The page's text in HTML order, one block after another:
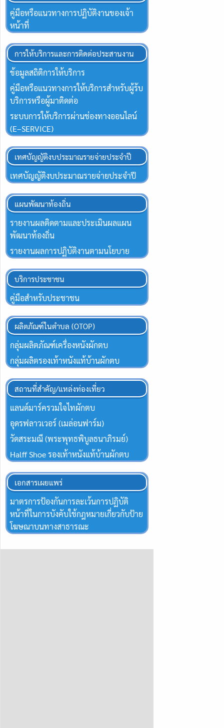
คู่มือหรือแนวทางการปฏิบัติงานของเจ้า
หน้าที่
การให้บริการและการติดต่อประสานงาน
ข้อมูลสถิติการให้บริการ
คู่มือหรือแนวทางการให้บริการสำหรับผู้ร้บ
บริการหรือผู้มาติดต่อ
ระบบการให้บริการผ่านช่องทางออนไลน์
(E–SERVICE)
เทศบัญญัติงบประมาณรายจ่ายประจำปี
เทศบัญญัติงบประมาณรายจ่ายประจำปี
แผนพัฒนาท้องถิ่น
รายงานผลติดตามและประเมินผลแผน
พัฒนาท้องถิ่น
รายงานผลการปฏิบัติงานตามนโยบาย
บริการประชาชน
คู่มือสำหรับประชาชน
ผลิตภัณฑ์ในตำบล (OTOP)
กลุ่มผลิตภัณฑ์เครื่องหนังผักตบ
กลุ่มผลิตรองเท้าหนังแท้บ้านผักตบ
สถานที่สำคัญ/แหล่งท่องเที่ยว
แลนด์มาร์ครวมใจไทผักตบ
อุดรฟลาวเวอร์ (เมล่อนฟาร์ม)
วัดสระมณี (พระพุทธพิบูลธนาภิรมย์)
Halff Shoe รองเท้าหนังแท้บ้านผักตบ
เอกสารเผยแพร่
มาตรการป้องกันการละเว้นการปฏิบัติ
หน้าที่ในการบังคับใช้กฎหมายเกี่ยวกับป้าย
โฆษณาบนทางสาธารณะ